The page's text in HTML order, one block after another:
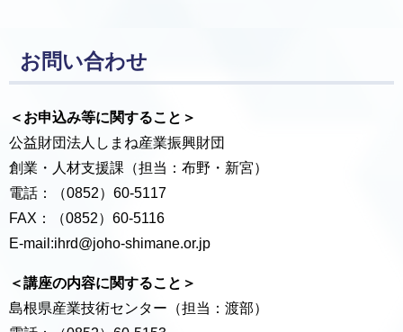
お問い合わせ
＜お申込み等に関すること＞
公益財団法人しまね産業振興財団
創業・人材支援課（担当：布野・新宮）
電話：（0852）60-5117
FAX：（0852）60-5116
E-mail:ihrd@joho-shimane.or.jp
＜講座の内容に関すること＞
島根県産業技術センター（担当：渡部）